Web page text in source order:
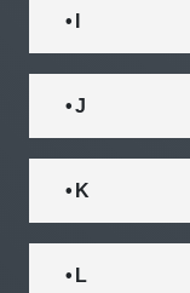
• I
• J
• K
• L